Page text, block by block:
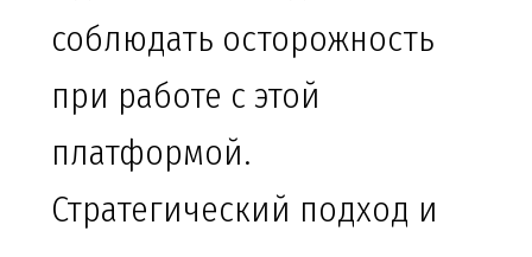
соблюдать осторожность
при работе с этой
платформой.
Стратегический подход и